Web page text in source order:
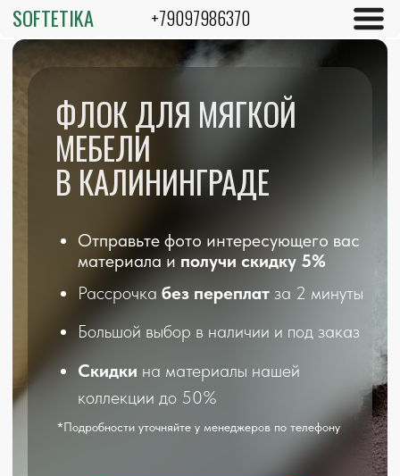
SOFTETIKA +79097986370
ФЛОК ДЛЯ МЯГКОЙ
МЕБЕЛИ
В КАЛИНИНГРАДЕ
*Подробности уточняйте у менеджеров по телефону
Поиск материалов по фото*
Скидки на материалы нашей
коллекции до 50%
Большой выбор в наличии и под заказ
Отправьте фото интересующего вас
материала и получи скидку 5%